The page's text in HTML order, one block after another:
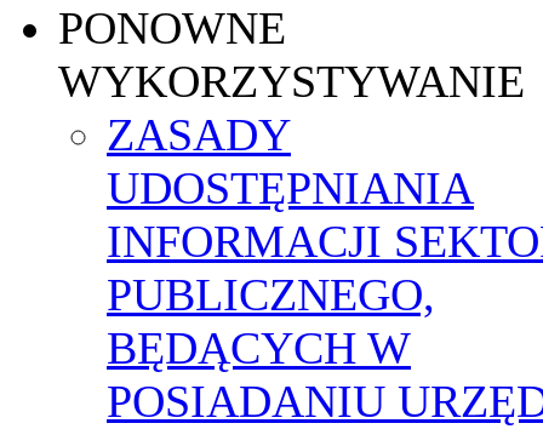
PONOWNE
WYKORZYSTYWANIE
ZASADY
UDOSTĘPNIANIA
INFORMACJI
PUBLICZNEGO,
BĘDĄCYCH W
POSIADANIU